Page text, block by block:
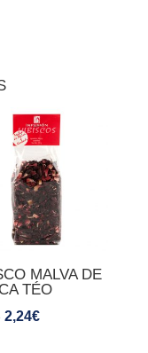
MALVA DE
TÉO
2,24€